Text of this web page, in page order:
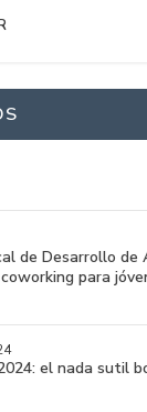
de Desarrollo de
para
el nada sutil